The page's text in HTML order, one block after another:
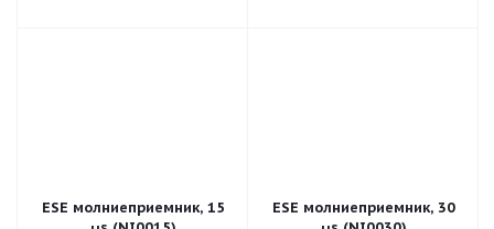
ESE молниеприемник, 15
ESE молниеприемник, 30